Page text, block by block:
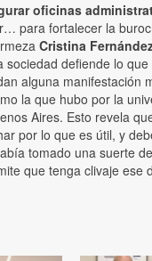
oficinas
para fortalecer la
Cristina
sociedad defiende lo
alguna manifestación
la que hubo por la
Aires. Esto revela
por lo que es útil, y
tomado una suerte
que tenga clivaje ese